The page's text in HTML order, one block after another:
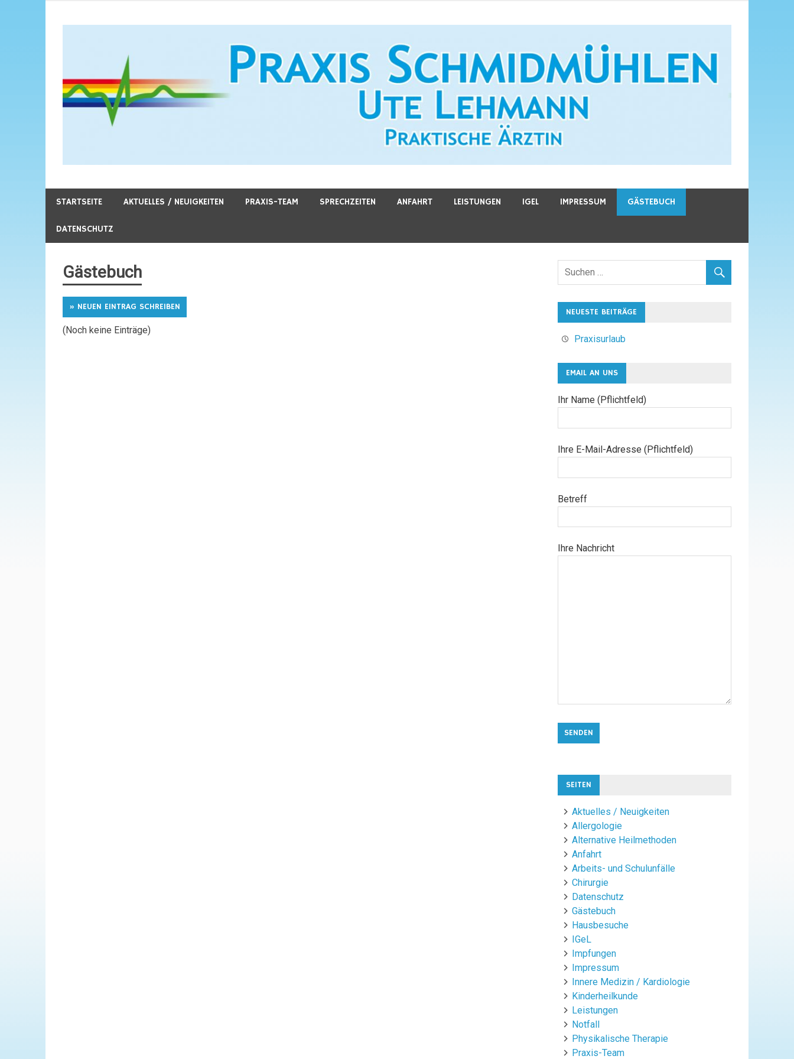
Praxis Schmidmühlen
STARTSEITE AKTUELLES / NEUIGKEITEN PRAXIS-TEAM SPRECHZEITEN ANFAHRT LEISTUNGEN IGEL IMPRESSUM GÄSTEBUCH
DATENSCHUTZ
Gästebuch
(Noch keine Einträge)
NEUESTE BEITRÄGE
Praxisurlaub
EMAIL AN UNS
Ihr Name (Pflichtfeld)
Ihre E-Mail-Adresse (Pflichtfeld)
Betreff
Ihre Nachricht
SEITEN
Aktuelles / Neuigkeiten
Allergologie
Alternative Heilmethoden
Anfahrt
Arbeits- und Schulunfälle
Chirurgie
Datenschutz
Gästebuch
Hausbesuche
IGeL
Impfungen
Impressum
Innere Medizin / Kardiologie
Kinderheilkunde
Leistungen
Notfall
Physikalische Therapie
Praxis-Team